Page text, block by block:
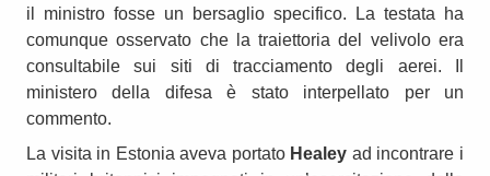
il ministro fosse un bersaglio specifico. La testata ha
comunque osservato che la traiettoria del velivolo era
consultabile sui siti di tracciamento degli aerei. Il
ministero della difesa è stato interpellato per un
commento.
La visita in Estonia aveva portato Healey ad incontrare i